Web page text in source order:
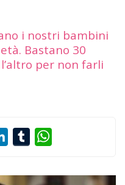
i nostri bambini
Bastano 30
per non farli
LinkedInTumblr